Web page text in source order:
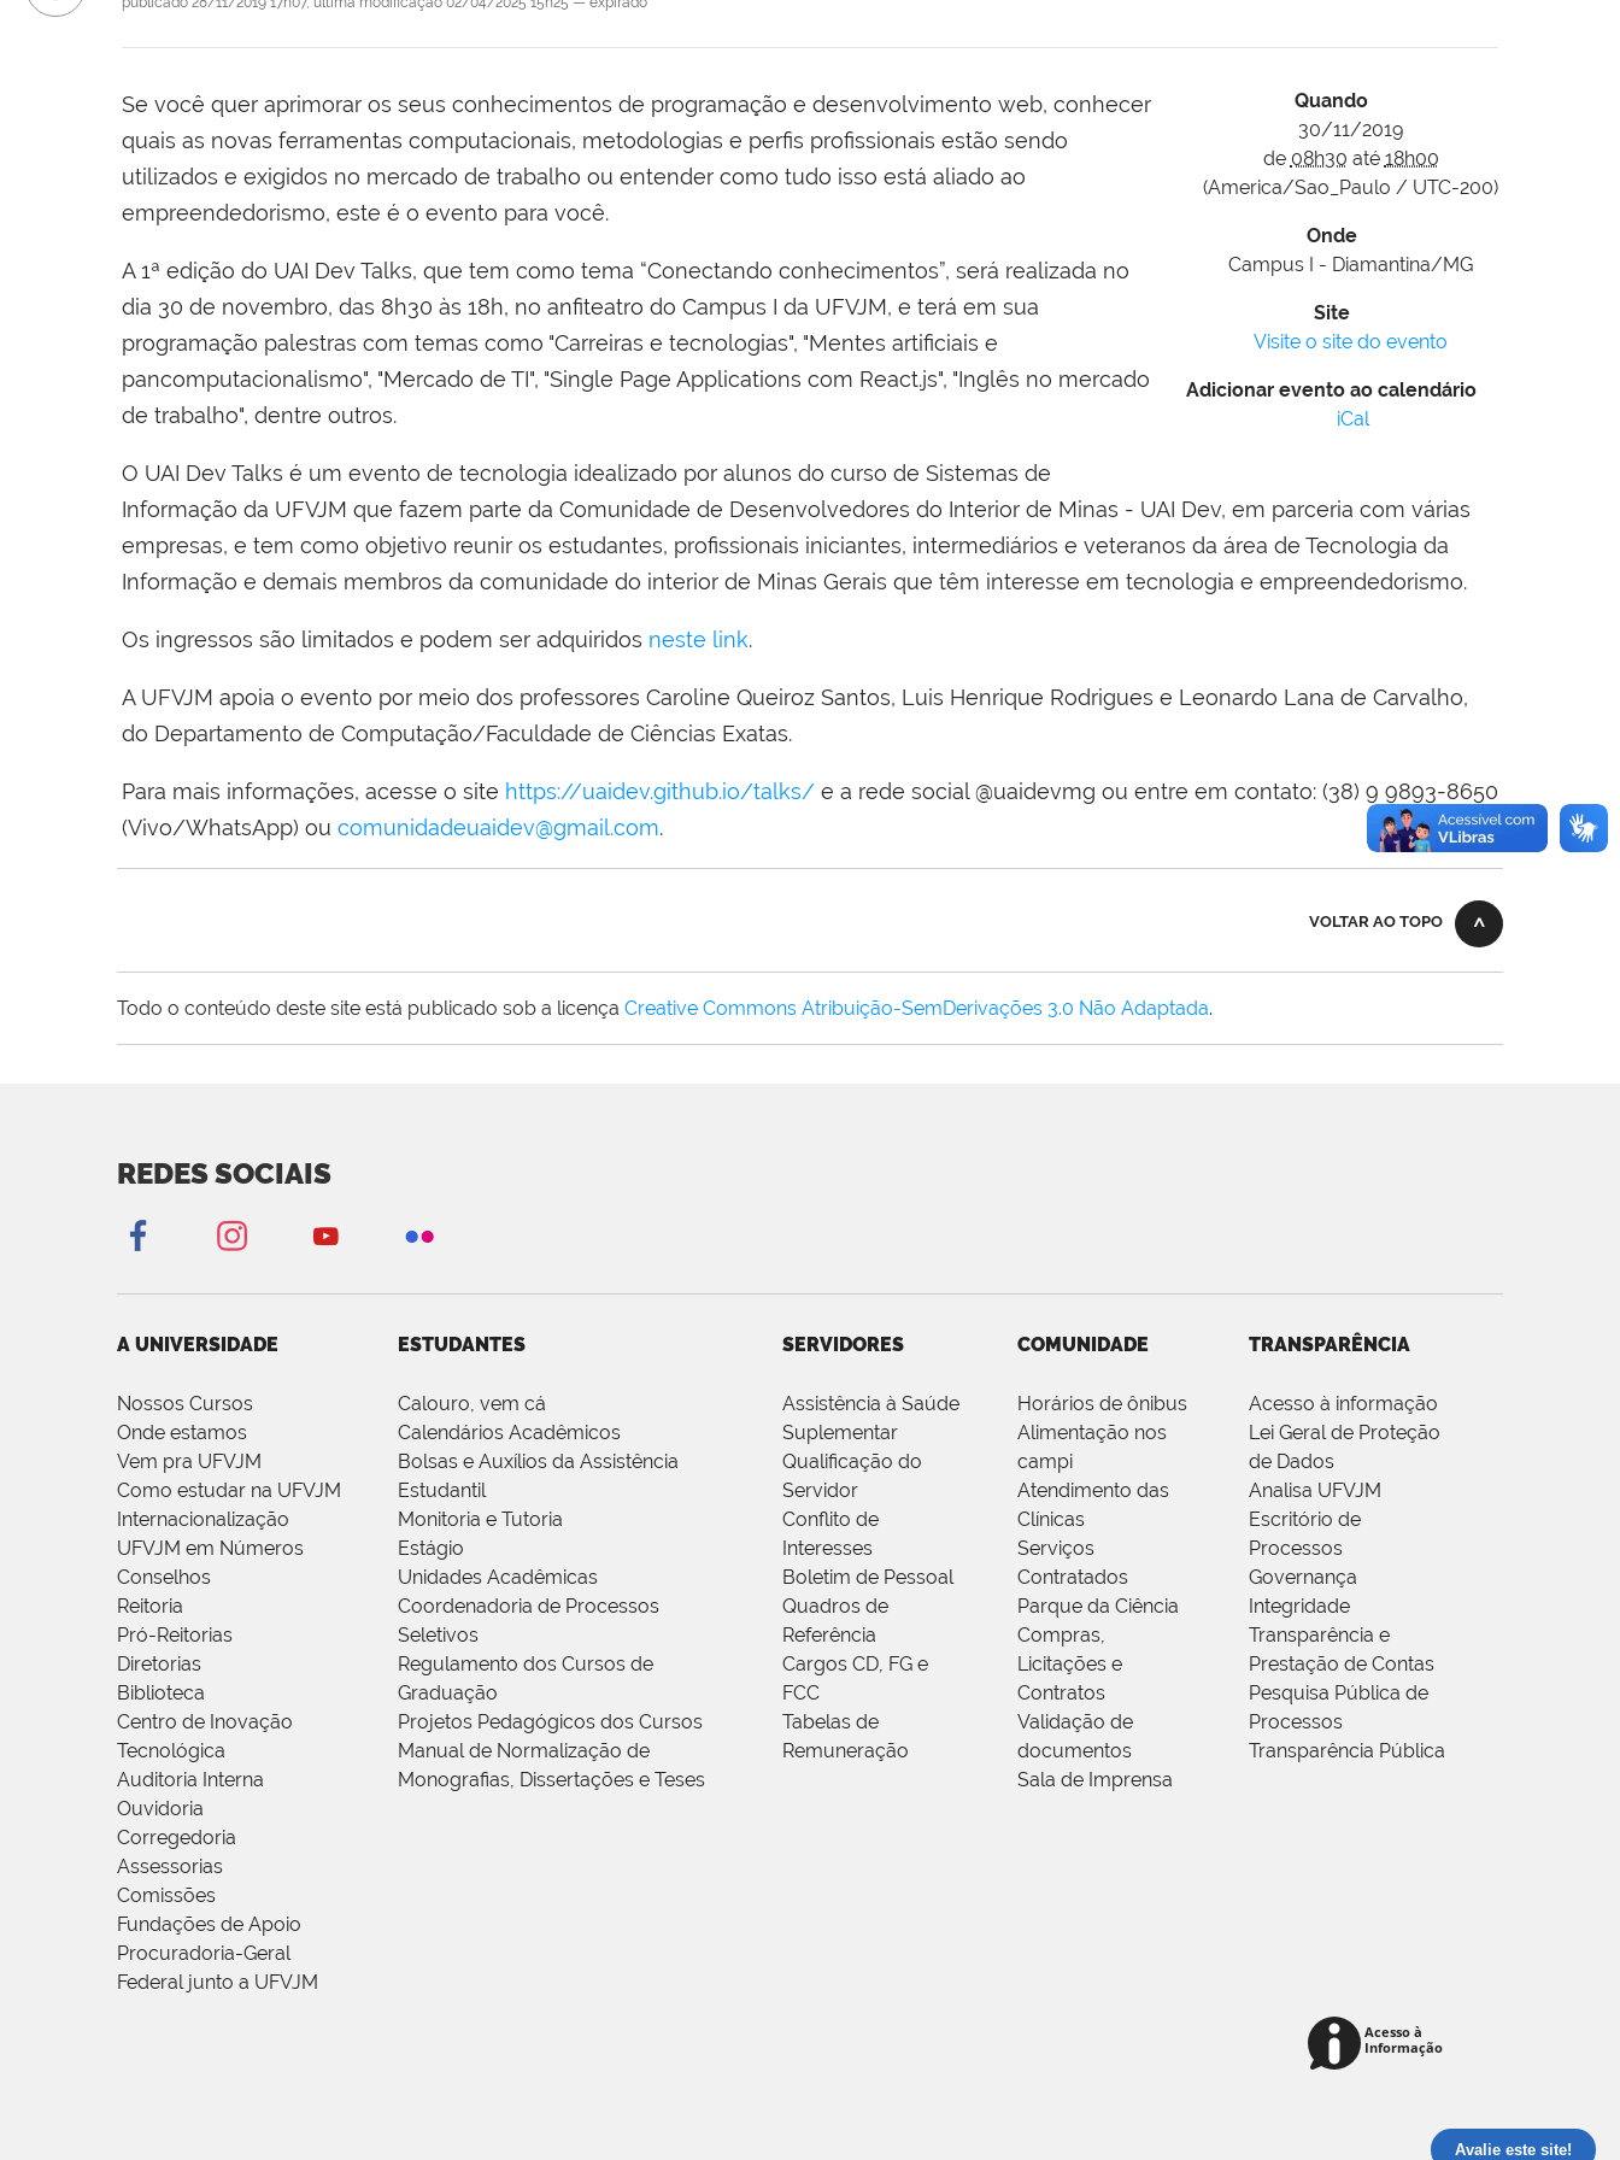
Quando
30/11/2019
de 08h30 até 18h00
(America/Sao_Paulo / UTC-200)
Onde
Campus I - Diamantina/MG
Site
Visite o site do evento
Adicionar evento ao calendário
iCal
Se você quer aprimorar os seus conhecimentos de programação e desenvolvimento web, conhecer
quais as novas ferramentas computacionais, metodologias e perfis profissionais estão sendo
utilizados e exigidos no mercado de trabalho ou entender como tudo isso está aliado ao
empreendedorismo, este é o evento para você.
A 1ª edição do UAI Dev Talks, que tem como tema “Conectando conhecimentos”, será realizada no
dia 30 de novembro, das 8h30 às 18h, no anfiteatro do Campus I da UFVJM, e terá em sua
programação palestras com temas como "Carreiras e tecnologias", "Mentes artificiais e
pancomputacionalismo", "Mercado de TI", "Single Page Applications com React.js", "Inglês no mercado
de trabalho", dentre outros.
O UAI Dev Talks é um evento de tecnologia idealizado por alunos do curso de Sistemas de
Informação da UFVJM que fazem parte da Comunidade de Desenvolvedores do Interior de Minas - UAI Dev, em parceria com várias
empresas, e tem como objetivo reunir os estudantes, profissionais iniciantes, intermediários e veteranos da área de Tecnologia da
Informação e demais membros da comunidade do interior de Minas Gerais que têm interesse em tecnologia e empreendedorismo.
Os ingressos são limitados e podem ser adquiridos neste link.
A UFVJM apoia o evento por meio dos professores Caroline Queiroz Santos, Luis Henrique Rodrigues e Leonardo Lana de Carvalho,
do Departamento de Computação/Faculdade de Ciências Exatas.
Para mais informações, acesse o site https://uaidev.github.io/talks/ e a rede social @uaidevmg ou entre em contato: (38) 9 9893-8650
(Vivo/WhatsApp) ou comunidadeuaidev@gmail.com.
VOLTAR AO TOPO
Todo o conteúdo deste site está publicado sob a licença Creative Commons Atribuição-SemDerivações 3.0 Não Adaptada.
REDES SOCIAIS
A UNIVERSIDADE
Nossos Cursos
Onde estamos
Vem pra UFVJM
Como estudar na UFVJM
Internacionalização
UFVJM em Números
Conselhos
Reitoria
Pró-Reitorias
Diretorias
Biblioteca
Centro de Inovação
Tecnológica
Auditoria Interna
Ouvidoria
Corregedoria
Assessorias
Comissões
Fundações de Apoio
Procuradoria-Geral
Federal junto a UFVJM
ESTUDANTES
Calouro, vem cá
Calendários Acadêmicos
Bolsas e Auxílios da Assistência
Estudantil
Monitoria e Tutoria
Estágio
Unidades Acadêmicas
Coordenadoria de Processos
Seletivos
Regulamento dos Cursos de
Graduação
Projetos Pedagógicos dos Cursos
Manual de Normalização de
Monografias, Dissertações e Teses
SERVIDORES
Assistência à Saúde
Suplementar
Qualificação do
Servidor
Conflito de
Interesses
Boletim de Pessoal
Quadros de
Referência
Cargos CD, FG e
FCC
Tabelas de
Remuneração
COMUNIDADE
Horários de ônibus
Alimentação nos
campi
Atendimento das
Clínicas
Serviços
Contratados
Parque da Ciência
Compras,
Licitações e
Contratos
Validação de
documentos
Sala de Imprensa
TRANSPARÊNCIA
Acesso à informação
Lei Geral de Proteção
de Dados
Analisa UFVJM
Escritório de
Processos
Governança
Integridade
Transparência e
Prestação de Contas
Pesquisa Pública de
Processos
Transparência Pública
Avalie este site!